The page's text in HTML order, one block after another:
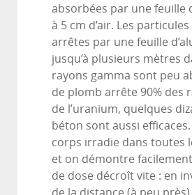
absorbées par une feuille
à 5 cm d’air. Les
arrêtes par une feuille
jusqu’à plusieurs mètres
rayons gamma sont peu
de plomb arrête 90% des
de l’uranium, quelques
béton sont aussi
corps irradie dans toutes
et on démontre
de dose décroît vite : en